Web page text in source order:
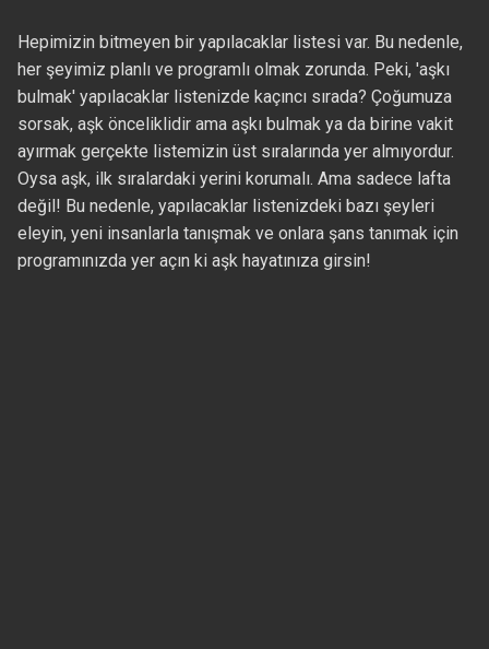
Hepimizin bitmeyen bir yapılacaklar listesi var. Bu nedenle,
her şeyimiz planlı ve programlı olmak zorunda. Peki, 'aşkı
bulmak' yapılacaklar listenizde kaçıncı sırada? Çoğumuza
sorsak, aşk önceliklidir ama aşkı bulmak ya da birine vakit
ayırmak gerçekte listemizin üst sıralarında yer almıyordur.
Oysa aşk, ilk sıralardaki yerini korumalı. Ama sadece lafta
değil! Bu nedenle, yapılacaklar listenizdeki bazı şeyleri
eleyin, yeni insanlarla tanışmak ve onlara şans tanımak için
programınızda yer açın ki aşk hayatınıza girsin!